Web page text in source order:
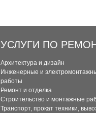
УСЛУГИ ПО
Архитектура и дизайн
Инженерные и
работы
Ремонт и отделка
Строительство и монтажные
Транспорт, прокат техники,